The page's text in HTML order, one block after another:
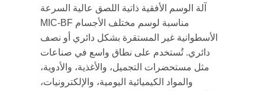
آلة الوسم الأفقية ذاتية اللصق عالية السرعة
MIC-BF مناسبة لوسم مختلف الأجسام
الأسطوانية غير المستقرة بشكل دائري أو نصف
دائري. تُستخدم على نطاق واسع في صناعات
مثل مستحضرات التجميل، والأغذية، والأدوية،
والمواد الكيميائية اليومية، والإلكترونيات،